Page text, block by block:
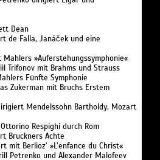
dirigiert Elgar und
Dean
de Falla, Janáček und eine
»Auferstehungssymphonie«
Trifonov mit Brahms und Strauss
Fünfte Symphonie
Zukerman mit Bruchs Erstem
Mendelssohn Bartholdy, Mozart
Respighi durch Rom
Bruckners Achte
mit Berlioz’ »L’enfance du Christ«